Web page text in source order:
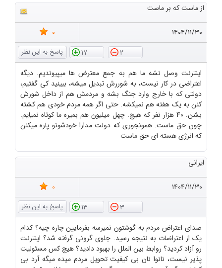
از ماست که بر ماست
۱۴۰۴/۱۱/۳۰
0
2
17
اینترنت وصل نشه ما هم به جمع معترض ها میپیوندیم. دیگه
اعتراضی در کار نیست، به شوررش تبدیل میشه‌، ببینید کی گفتیم،
دولتی که با خارج وارد جنگ بشه و مردمش هم از داخل شورش
کنن به یک هفته هم نمیکشه. حتی اگر همه مردم خودی هم کشته
بشن. 40 هزار نفر که هیچ. چهل میلیون هم بمیره ما کوتاه نمیایم.
چون حق ماست. همونجوری که دولت مدارا خودشونو پاره میکنن
که انرژی هسته ای حق ماست
ایرانی
۱۴۰۴/۱۱/۳۰
0
3
13
صدای اعتراض مردم به گوشتون نمیرسه بفرمایین چاره چیه؟ کدام
یک از اعتراضات به نتیجه رسید. جلوی گرونی گرفته شد؟ اینترنت
رو آزاد کردید؟ روابط بین الملل را بهبود دادید؟ هیچ کس مسئولیت
پذیر نیست، نانوا نان بی کیفیت تحویل مردم میده میگه آرد بی